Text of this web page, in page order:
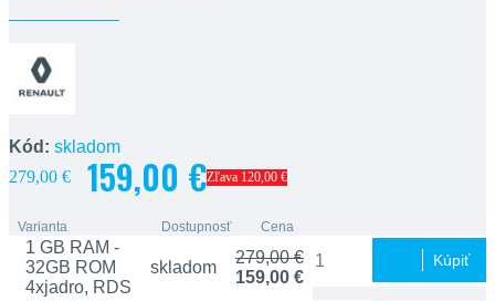
Kód: skladom
279,00 €
159,00 €Zľava 120,00 €
Varianta Dostupnosť Cena
1 GB RAM -
32GB ROM
4xjadro, RDS
skladom
279,00 €
159,00 €
Kúpiť